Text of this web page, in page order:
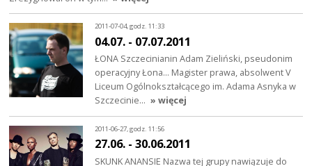
2011-07-04, godz. 11:33
04.07. - 07.07.2011
ŁONA Szczecinianin Adam Zieliński, pseudonim
operacyjny Łona... Magister prawa, absolwent V
Liceum Ogólnokształcącego im. Adama Asnyka w
Szczecinie… » więcej
2011-06-27, godz. 11:56
27.06. - 30.06.2011
SKUNK ANANSIE Nazwa tej grupy nawiązuje do